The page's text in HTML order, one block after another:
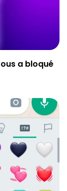
a bloqué